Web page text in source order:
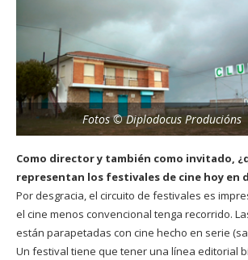
Fotos © Diplodocus Producións
Como director y también como invitado,
representan los festivales de cine hoy en
Por desgracia, el circuito de festivales es
el cine menos convencional tenga recorrido.
están parapetadas con cine hecho en serie
Un festival tiene que tener una línea editorial